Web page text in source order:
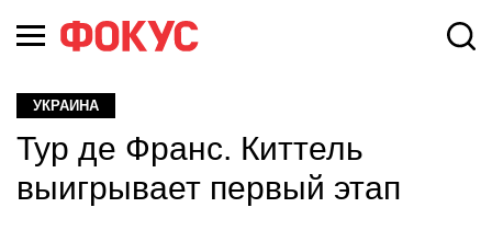
УКРАИНА
Тур де Франс. Киттель
выигрывает первый этап